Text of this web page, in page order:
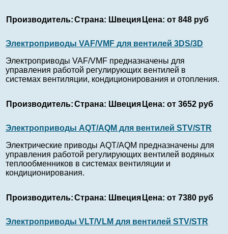
Производитель:Страна: Швеция Цена: от 848 руб
Электроприводы VAF/VMF для вентилей 3DS/3D
Электроприводы VAF/VMF предназначены для
управления работой регулирующих вентилей в
системах вентиляции, кондиционирования и отопления.
Производитель:Страна: Швеция Цена: от 3652 руб
Электроприводы AQT/AQM для вентилей STV/STR
Электрические приводы AQT/AQM предназначены для
управления работой регулирующих вентилей водяных
теплообменников в системах вентиляции и
кондиционирования.
Производитель:Страна: Швеция Цена: от 7380 руб
Электроприводы VLT/VLM для вентилей STV/STR